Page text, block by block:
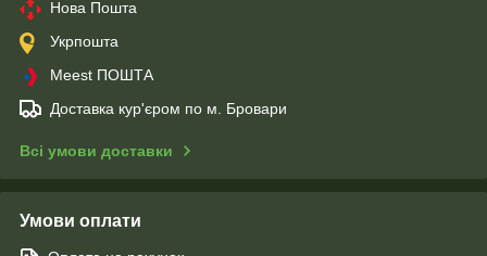
Нова Пошта
Укрпошта
Meest ПОШТА
Доставка кур'єром по м. Бровари
Всі умови доставки
Умови оплати